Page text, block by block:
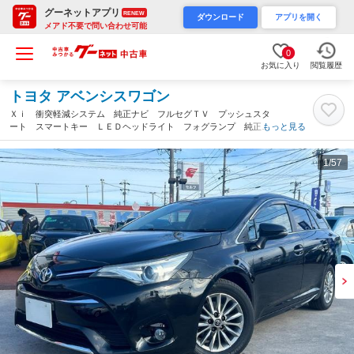
グーネットアプリ RENEW
メアド不要で問い合わせ可能
ダウンロード アプリを開く
0
お気に入り 閲覧履歴
トヨタ アベンシスワゴン
Ｘｉ 衝突軽減システム 純正ナビ フルセグＴＶ プッシュスタ
ート スマートキー ＬＥＤヘッドライト フォグランプ 純正ア
ルミ パドルシフト ＥＴＣ 電動パーキング（愛知県）
もっと見る
1/57